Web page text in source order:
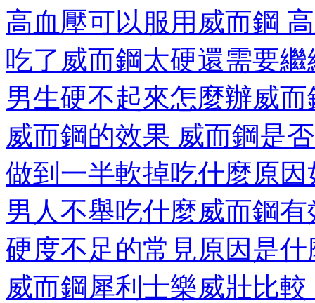
高血壓可以服用威而鋼
吃了威而鋼太硬還需要
男生硬不起來怎麼辦威
威而鋼的效果 威而鋼是
做到一半軟掉吃什麼原
男人不舉吃什麼威而鋼
硬度不足的常見原因是
威而鋼犀利士樂威壯比